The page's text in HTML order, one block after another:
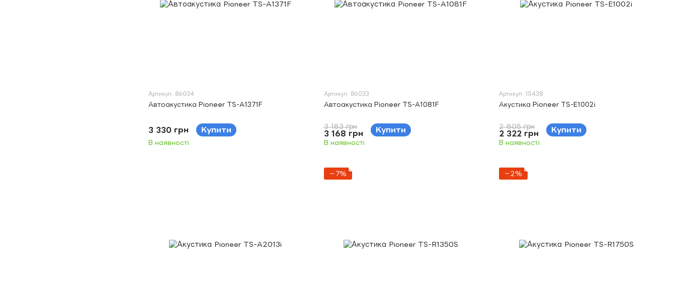
Артикул: 86034
Автоакустика Pioneer TS-A1371F
3 330 грн Купити
В наявності
Артикул: 86033
Автоакустика Pioneer TS-A1081F
3 183 грн
3 168 грн Купити
В наявності
Артикул: 15438
Акустика Pioneer TS-E1002i
2 805 грн
2 322 грн Купити
В наявності
−7% −2%